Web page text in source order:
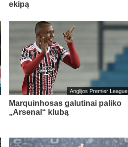
ekipą
Anglijos Premier League
Marquinhosas galutinai paliko
„Arsenal“ klubą